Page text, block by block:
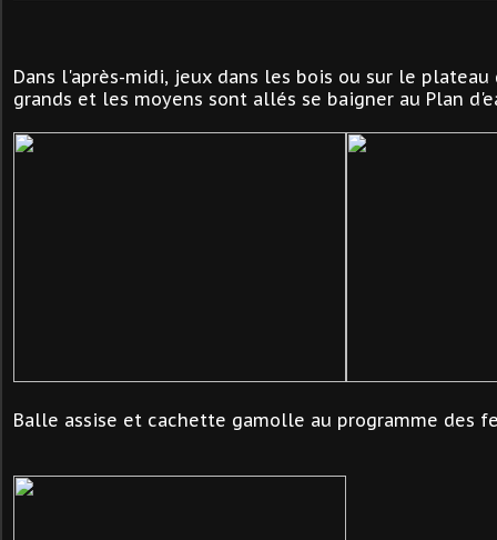
Dans l'après-midi, jeux dans les bois ou sur le plateau
grands et les moyens sont allés se baigner au Plan
Balle assise et cachette gamolle au programme des